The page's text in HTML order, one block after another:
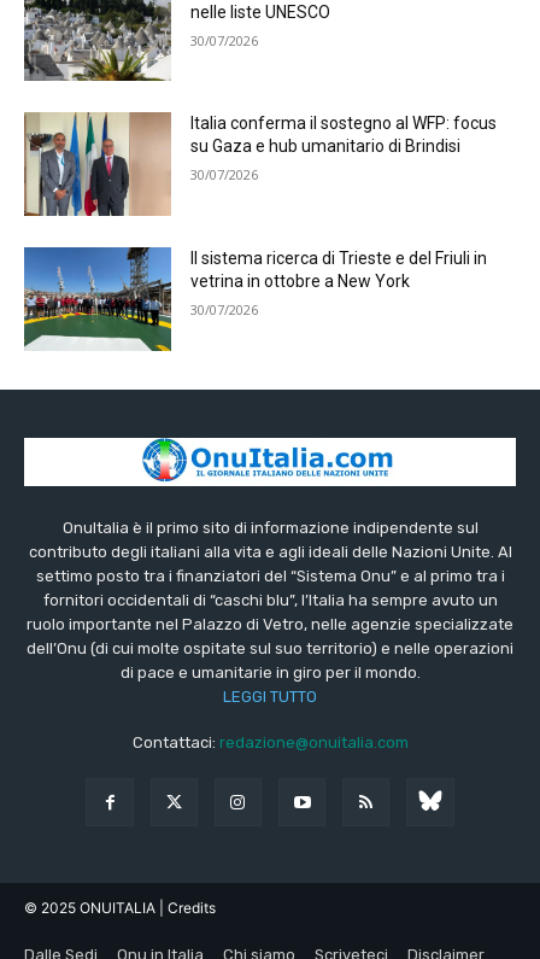
nelle liste UNESCO
30/07/2026
Italia conferma il sostegno al WFP: focus
su Gaza e hub umanitario di Brindisi
30/07/2026
Il sistema ricerca di Trieste e del Friuli in
vetrina in ottobre a New York
30/07/2026
OnuItalia è il primo sito di informazione indipendente sul
contributo degli italiani alla vita e agli ideali delle Nazioni Unite. Al
settimo posto tra i finanziatori del “Sistema Onu” e al primo tra i
fornitori occidentali di “caschi blu”, l’Italia ha sempre avuto un
ruolo importante nel Palazzo di Vetro, nelle agenzie specializzate
dell’Onu (di cui molte ospitate sul suo territorio) e nelle operazioni
di pace e umanitarie in giro per il mondo.
LEGGI TUTTO
Contattaci: redazione@onuitalia.com
© 2025 ONUITALIA | Credits
Dalle Sedi Onu in Italia Chi siamo Scriveteci Disclaimer